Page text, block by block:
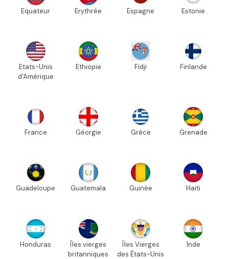
Equateur Erythrée Espagne Estonie
Etats-Unis
d'Amérique
Ethiopie Fidji Finlande
France Géorgie Grèce Grenade
Guadeloupe Guatemala Guinée Haïti
Honduras
Îles vierges
britanniques
Îles Vierges
des États-Unis
Inde